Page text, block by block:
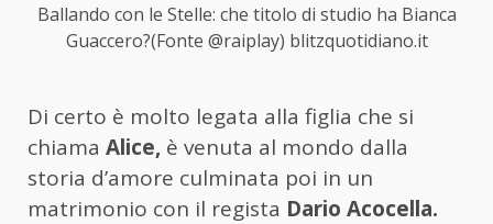
Ballando con le Stelle: che titolo di studio ha Bianca
Guaccero?(Fonte @raiplay) blitzquotidiano.it
Di certo è molto legata alla figlia che si
chiama Alice, è venuta al mondo dalla
storia d’amore culminata poi in un
matrimonio con il regista Dario Acocella.